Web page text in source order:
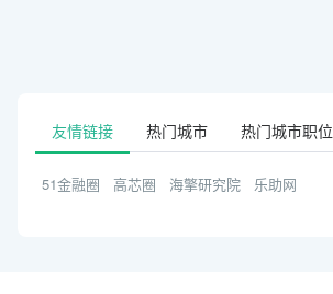
友情链接 热门城市 热门城市职位
51金融圈 高芯圈 海擎研究院 乐助网